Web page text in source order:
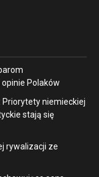
Polaków
niemieckiej
stają się
rywalizacji ze